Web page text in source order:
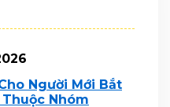
Người Mới Bắt
Nhóm